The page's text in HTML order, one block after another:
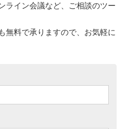
ライン会議など、ご相談のツー
無料で承りますので、お気軽に